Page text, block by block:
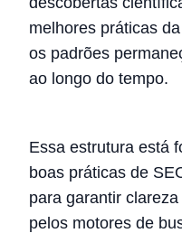
melhores práticas
os padrões
ao longo do tempo.
Essa estrutura está
boas práticas de
para garantir
pelos motores de